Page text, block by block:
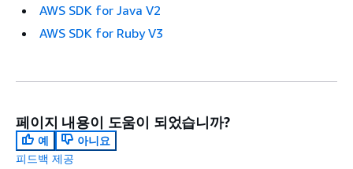
AWS SDK for Java V2
AWS SDK for Ruby V3
페이지 내용이 도움이 되었습니까?
예
아니요
피드백 제공